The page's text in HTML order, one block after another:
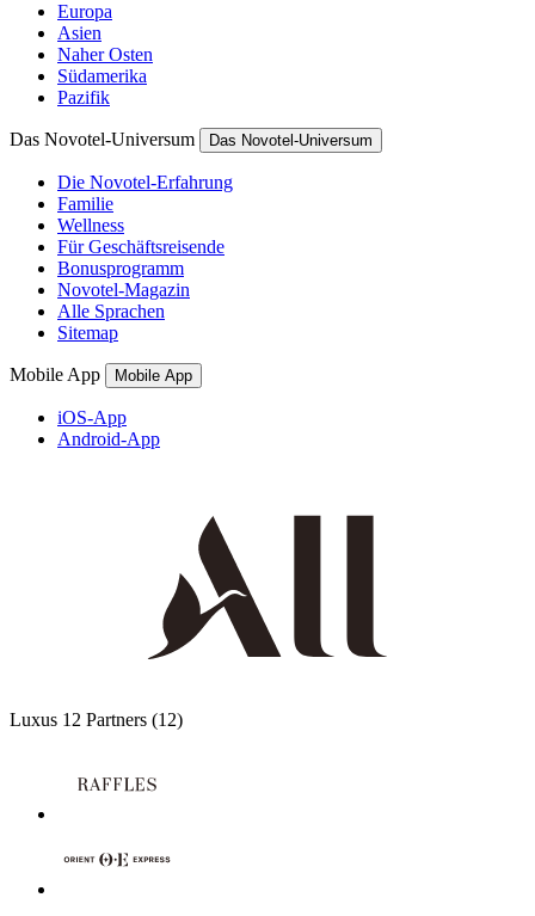
Europa
Asien
Naher Osten
Südamerika
Pazifik
Das Novotel-Universum Das Novotel-Universum
Die Novotel-Erfahrung
Familie
Wellness
Für Geschäftsreisende
Bonusprogramm
Novotel-Magazin
Alle Sprachen
Sitemap
Mobile App Mobile App
iOS-App
Android-App
Luxus 12 Partners (12)